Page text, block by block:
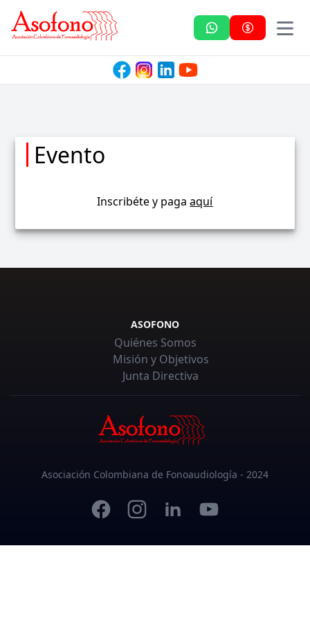
Asofono
Evento
Inscribéte y pagaaquí
ASOFONO
Quiénes Somos
Misión y Objetivos
Junta Directiva
Asociación Colombiana de Fonoaudiología - 2024